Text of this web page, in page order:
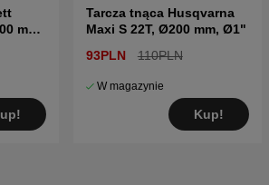
mm,
Tarcza tnąca Husqvarna
Maxi S 22T, Ø200 mm, Ø1"
93PLN
110PLN
W magazynie
Kup!